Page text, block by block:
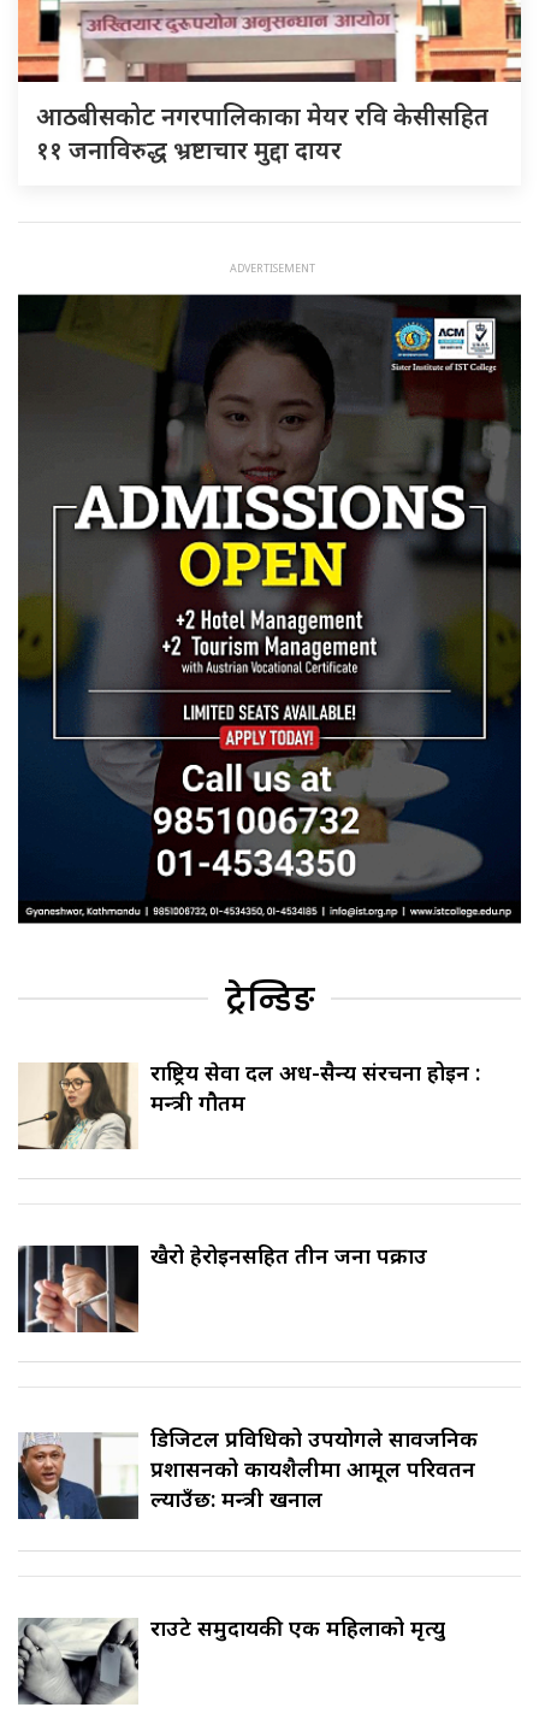
आठबीसकोट नगरपालिकाका मेयर रवि केसीसहित
११ जनाविरुद्ध भ्रष्टाचार मुद्दा दायर
ट्रेन्डिङ
राष्ट्रिय सेवा दल अर्ध-सैन्य संरचना होइन :
मन्त्री गौतम
खैरो हेरोइनसहित तीन जना पक्राउ
डिजिटल प्रविधिको उपयोगले सार्वजनिक
प्रशासनको कार्यशैलीमा आमूल परिवर्तन
ल्याउँछ: मन्त्री खनाल
राउटे समुदायकी एक महिलाको मृत्यु